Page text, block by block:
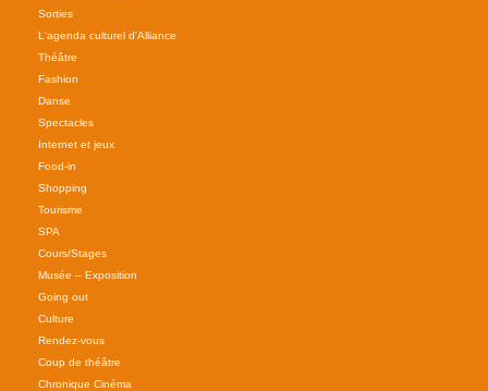
Sorties
L'agenda culturel d'Alliance
Théâtre
Fashion
Danse
Spectacles
Internet et jeux
Food-in
Shopping
Tourisme
SPA
Cours/Stages
Musée – Exposition
Going out
Culture
Rendez-vous
Coup de théâtre
Chronique Cinéma